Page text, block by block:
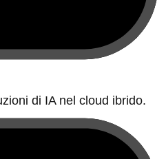
di IA nel cloud ibrido.